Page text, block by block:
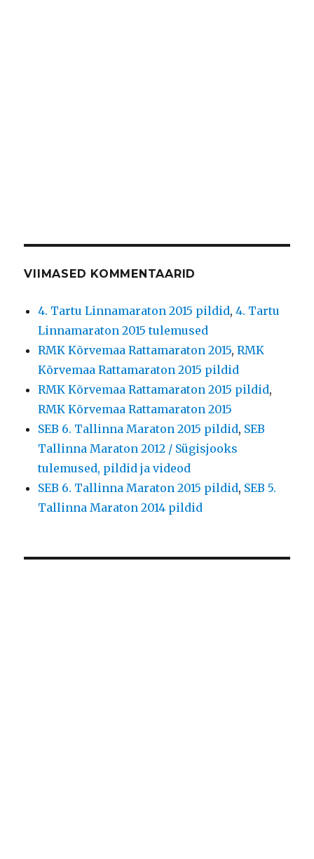
VIIMASED KOMMENTAARID
4. Tartu Linnamaraton 2015 pildid,4. Tartu
Linnamaraton 2015 tulemused
RMK Kõrvemaa Rattamaraton 2015,RMK
Kõrvemaa Rattamaraton 2015 pildid
RMK Kõrvemaa Rattamaraton 2015 pildid,
RMK Kõrvemaa Rattamaraton 2015
SEB 6. Tallinna Maraton 2015 pildid, SEB
Tallinna Maraton 2012 / Sügisjooks
tulemused, pildid ja videod
SEB 6. Tallinna Maraton 2015 pildid, SEB 5.
Tallinna Maraton 2014 pildid